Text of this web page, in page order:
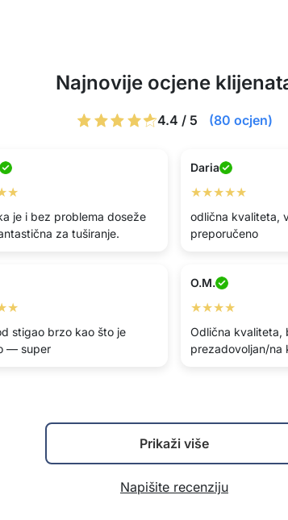
Najnovije ocjene
4.4 / 5 (80 ocjen)
je i bez problema doseže
za tuširanje.
Daria
★★★★★
odlična kvaliteta,
preporučeno
stigao brzo kao što je
— super
O.M.
★★★★
Odlična kvaliteta,
prezadovoljan/na
Prikaži više
Napišite recenziju